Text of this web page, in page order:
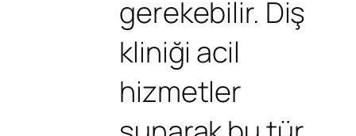
gerekebilir. Diş
kliniği acil
hizmetler